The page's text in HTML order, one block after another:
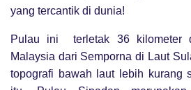
yang tercantik di dunia!
Pulau ini terletak 36 kilometer
Malaysia dari Semporna di Laut
topografi bawah laut lebih kurang